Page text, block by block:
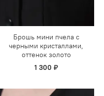
Брошь мини пчела с
черными кристаллами,
оттенок золото
1 300 ₽